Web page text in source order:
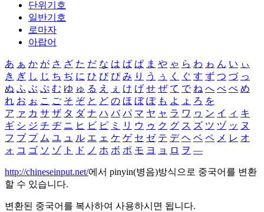
단위기호
일반기호
로마자
아랍어
あ ぁ か が さ ざ た だ な は ば ぱ ま や ゃ ら わ ゎ ん い ぃ
き ぎ し じ ち ぢ に ひ び ぴ み り う ぅ く ぐ す ず つ づ っ
ぬ ふ ぶ ぷ む ゆ ゅ る え ぇ け げ せ ぜ て で ね へ べ ぺ め
れ お ぉ こ ご そ ぞ と ど の ほ ぼ ぽ も よ ょ ろ を
ア ァ カ サ ザ タ ダ ナ ハ バ パ マ ヤ ャ ラ ワ ヮ ン イ ィ キ
ギ シ ジ チ ヂ ニ ヒ ビ ピ ミ リ ウ ゥ ク グ ス ズ ツ ヅ ッ ヌ
フ ブ プ ム ユ ュ ル エ ェ ケ ゲ セ ゼ テ デ ヘ ベ ペ メ レ オ
ォ コ ゴ ソ ゾ ト ド ノ ホ ボ ポ モ ヨ ョ ロ ヲ ―
http://chineseinput.net/에서 pinyin(병음)방식으로 중국어를 변환
할 수 있습니다.
변환된 중국어를 복사하여 사용하시면 됩니다.